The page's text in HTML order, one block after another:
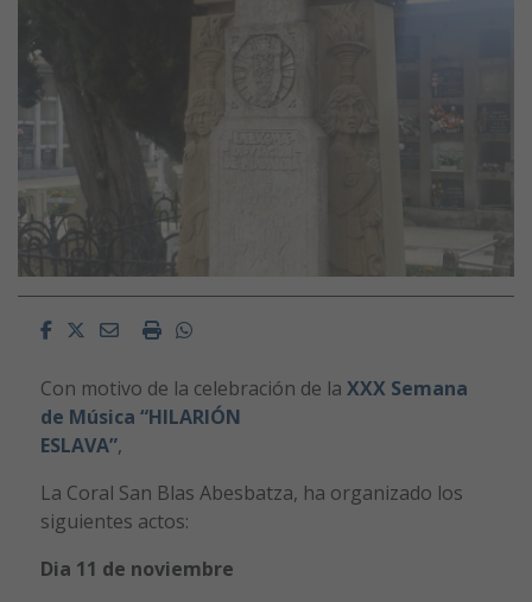
FacebookTwitterEmailImprimirWhatsapp
Con motivo de la celebración de la XXX Semana
de Música “HILARIÓN
ESLAVA”,
La Coral San Blas Abesbatza, ha organizado los
siguientes actos:
Dia 11 de noviembre